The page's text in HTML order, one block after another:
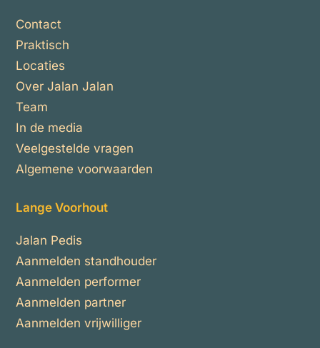
Contact
Praktisch
Locaties
Over Jalan Jalan
Team
In de media
Veelgestelde vragen
Algemene voorwaarden
Lange Voorhout
Jalan Pedis
Aanmelden standhouder
Aanmelden performer
Aanmelden partner
Aanmelden vrijwilliger